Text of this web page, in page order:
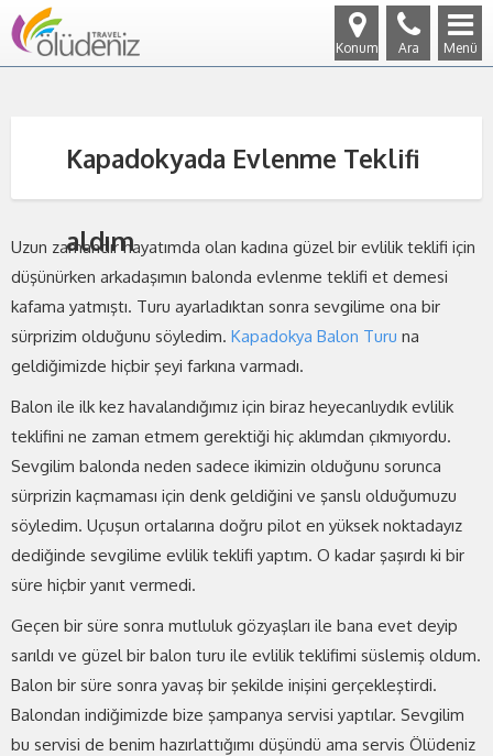
Menü
Ara
Konum
Kapadokyada Evlenme Teklifi
aldım
Uzun zamandır hayatımda olan kadına güzel bir evlilik teklifi için
düşünürken arkadaşımın balonda evlenme teklifi et demesi
kafama yatmıştı. Turu ayarladıktan sonra sevgilime ona bir
sürprizim olduğunu söyledim. Kapadokya Balon Turu na
geldiğimizde hiçbir şeyi farkına varmadı.
Balon ile ilk kez havalandığımız için biraz heyecanlıydık evlilik
teklifini ne zaman etmem gerektiği hiç aklımdan çıkmıyordu.
Sevgilim balonda neden sadece ikimizin olduğunu sorunca
sürprizin kaçmaması için denk geldiğini ve şanslı olduğumuzu
söyledim. Uçuşun ortalarına doğru pilot en yüksek noktadayız
dediğinde sevgilime evlilik teklifi yaptım. O kadar şaşırdı ki bir
süre hiçbir yanıt vermedi.
Geçen bir süre sonra mutluluk gözyaşları ile bana evet deyip
sarıldı ve güzel bir balon turu ile evlilik teklifimi süslemiş oldum.
Balon bir süre sonra yavaş bir şekilde inişini gerçekleştirdi.
Balondan indiğimizde bize şampanya servisi yaptılar. Sevgilim
bu servisi de benim hazırlattığımı düşündü ama servis Ölüdeniz